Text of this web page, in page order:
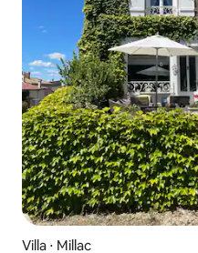
Villa ⋅ Millac